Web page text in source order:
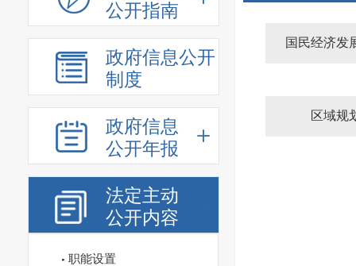
公开指南
政府信息公开
制度
政府信息
公开年报
法定主动
公开内容
职能设置
国民经济发
区域规